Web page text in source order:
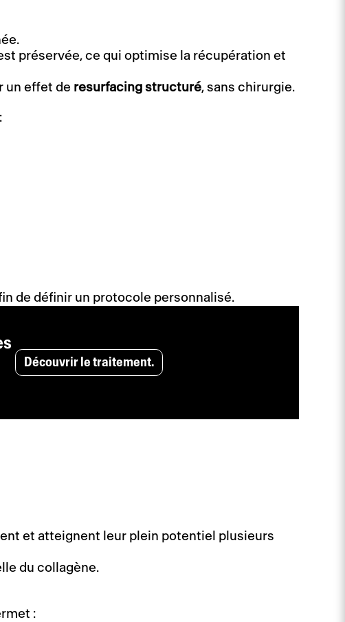
préservée, ce qui optimise la récupération et
un effet de resurfacing structuré, sans chirurgie.
de définir un protocole personnalisé.
Découvrir le traitement.
et atteignent leur plein potentiel plusieurs
du collagène.
: